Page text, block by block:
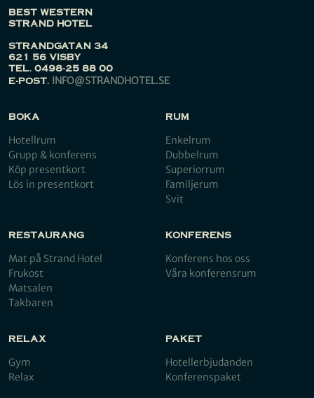
BEST WESTERN
STRAND HOTEL
STRANDGATAN 34
621 56 VISBY
TEL. 0498-25 88 00
E-POST.
INFO@STRANDHOTEL.SE
BOKA
Hotellrum
Grupp & konferens
Köp presentkort
Lös in presentkort
RUM
Enkelrum
Dubbelrum
Superiorrum
Familjerum
Svit
RESTAURANG
Mat på Strand Hotel
Frukost
Matsalen
Takbaren
KONFERENS
Konferens hos oss
Våra konferensrum
RELAX
Gym
Relax
PAKET
Hotellerbjudanden
Konferenspaket